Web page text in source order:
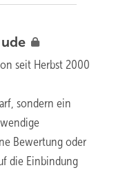
seit Herbst 2000
sondern ein
Bewertung oder
die Einbindung